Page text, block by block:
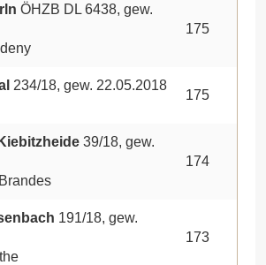
ÖHZB DL 6438, gew.
175
234/18, gew. 22.05.2018
175
39/18, gew.
174
191/18, gew.
173